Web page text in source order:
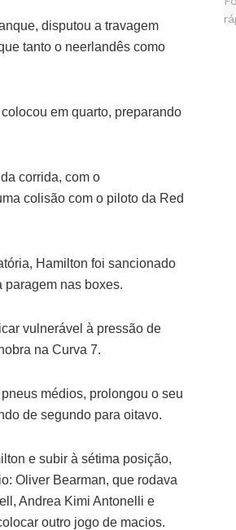
disputou a travagem
tanto o neerlandês como
em quarto, preparando
corrida, com o
colisão com o piloto da Red
Hamilton foi sancionado
nas boxes.
vulnerável à pressão de
na Curva 7.
médios, prolongou o seu
de segundo para oitavo.
e subir à sétima posição,
Oliver Bearman, que rodava
Andrea Kimi Antonelli e
outro jogo de macios.